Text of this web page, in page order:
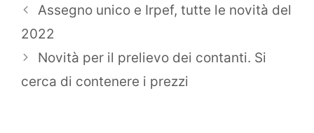
Assegno unico e Irpef, tutte le novità del
2022
Novità per il prelievo dei contanti. Si
cerca di contenere i prezzi